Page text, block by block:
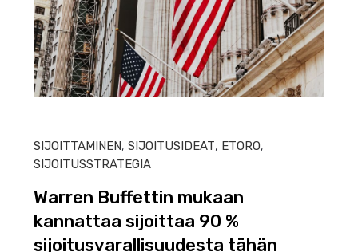
SIJOITTAMINEN,SIJOITUSIDEAT, ETORO,
SIJOITUSSTRATEGIA
Warren Buffettin mukaan
kannattaa sijoittaa 90 %
sijoitusvarallisuudesta tähän